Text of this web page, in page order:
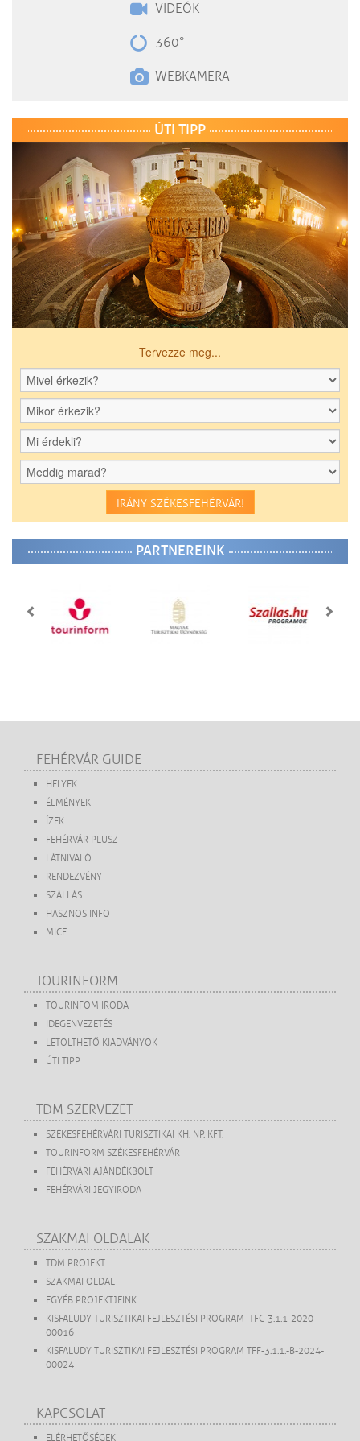
VIDEÓK
360°
WEBKAMERA
ÚTI TIPP
Tervezze meg...
IRÁNY SZÉKESFEHÉRVÁR!
PARTNEREINK
FEHÉRVÁR GUIDE
HELYEK
ÉLMÉNYEK
ÍZEK
FEHÉRVÁR PLUSZ
LÁTNIVALÓ
RENDEZVÉNY
SZÁLLÁS
HASZNOS INFO
MICE
TOURINFORM
TOURINFOM IRODA
IDEGENVEZETÉS
LETÖLTHETŐ KIADVÁNYOK
ÚTI TIPP
TDM SZERVEZET
SZÉKESFEHÉRVÁRI TURISZTIKAI KH. NP. KFT.
TOURINFORM SZÉKESFEHÉRVÁR
FEHÉRVÁRI AJÁNDÉKBOLT
FEHÉRVÁRI JEGYIRODA
SZAKMAI OLDALAK
TDM PROJEKT
SZAKMAI OLDAL
EGYÉB PROJEKTJEINK
KISFALUDY TURISZTIKAI FEJLESZTÉSI PROGRAM TFC-3.1.1-2020-
00016
KISFALUDY TURISZTIKAI FEJLESZTÉSI PROGRAM TFF-3.1.1.-B-2024-
00024
KAPCSOLAT
ELÉRHETŐSÉGEK